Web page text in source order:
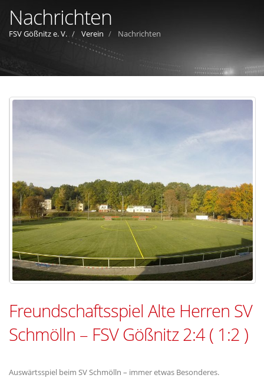
Nachrichten
FSV Gößnitz e. V. Verein Nachrichten
Freundschaftsspiel Alte Herren SV
Schmölln – FSV Gößnitz 2:4 ( 1:2 )
Auswärtsspiel beim SV Schmölln – immer etwas Besonderes.